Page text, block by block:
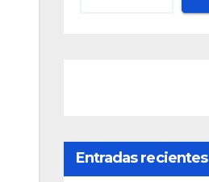
Entradas recientes